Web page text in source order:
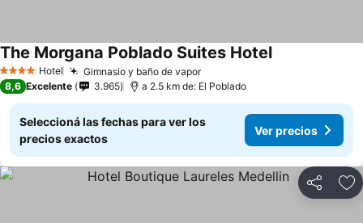
4 EstrellasHotel Gimnasio y baño de vapor
The Morgana Poblado Suites Hotel
8,6 Excelente 3.965 a 2.5 km de: El Poblado
Seleccioná las fechas para ver los
precios exactos
Ver precios
Compartir